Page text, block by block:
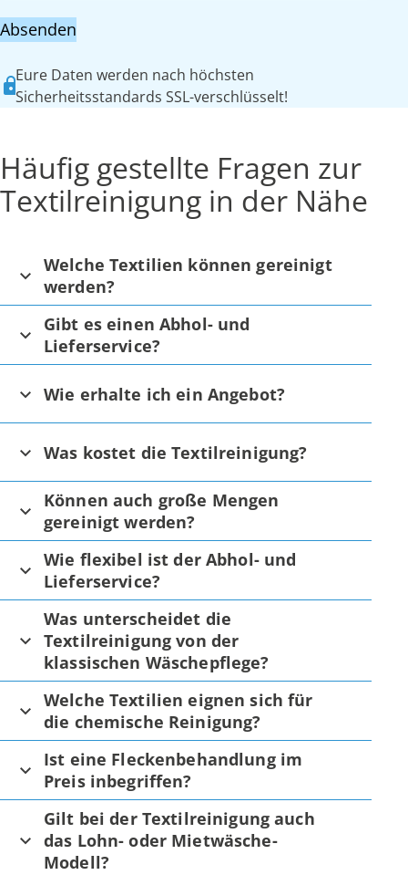
Absenden
Eure Daten werden nach höchsten
Sicherheitsstandards SSL-verschlüsselt!
Häufig gestellte Fragen zur
Textilreinigung in der Nähe
Welche Textilien können gereinigt
werden?
Gibt es einen Abhol- und
Lieferservice?
Wie erhalte ich ein Angebot?
Was kostet die Textilreinigung?
Können auch große Mengen
gereinigt werden?
Wie flexibel ist der Abhol- und
Lieferservice?
Was unterscheidet die
Textilreinigung von der
klassischen Wäschepflege?
Welche Textilien eignen sich für
die chemische Reinigung?
Ist eine Fleckenbehandlung im
Preis inbegriffen?
Gilt bei der Textilreinigung auch
das Lohn- oder Mietwäsche-
Modell?